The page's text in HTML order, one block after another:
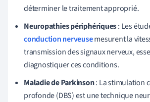
déterminer le traitement approprié.
Neuropathies périphériques: Les
conduction nerveusemesurent la
transmission des signaux nerveux,
diagnostiquer ces conditions.
Maladie de Parkinson: La stimulation
profonde (DBS) est une technique